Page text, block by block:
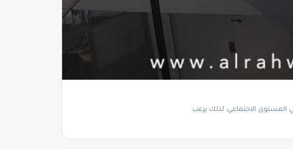
المستوى الاجتماعي، لذلك يرغب